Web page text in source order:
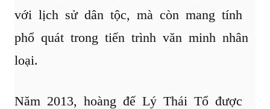
với lịch sử dân tộc, mà còn mang tính
phổ quát trong tiến trình văn minh nhân
loại.
Năm 2013, hoàng đế Lý Thái Tổ được